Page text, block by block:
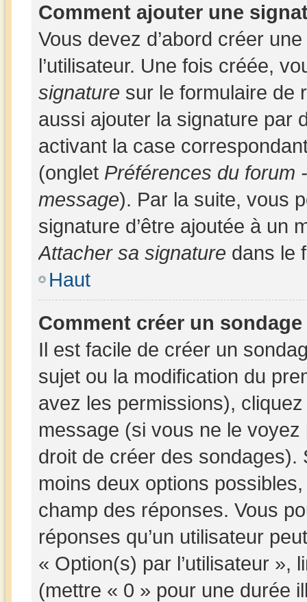
Comment ajouter une
Vous devez d’abord créer
l’utilisateur. Une fois créée,
signature sur le formulaire de
aussi ajouter la signature par
activant la case
(onglet Préférences du forum
message). Par la suite, vous
signature d’être ajoutée à un
Attacher sa signature dans le
Haut
Comment créer un sondage
Il est facile de créer un
sujet ou la modification du
avez les permissions),
message (si vous ne le
droit de créer des
moins deux options
champ des réponses. Vous
réponses qu’un utilisateur
« Option(s) par l’utilisateur »,
(mettre « 0 » pour une durée